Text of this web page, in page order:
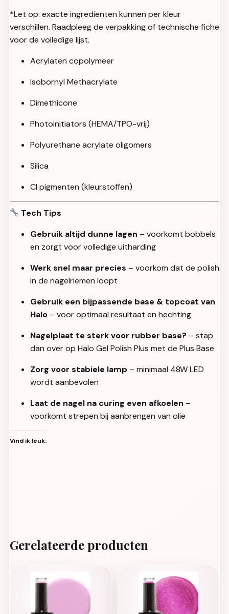
*Let op: exacte ingrediënten kunnen per kleur
verschillen. Raadpleeg de verpakking of technische fiche
voor de volledige lijst.
Acrylaten copolymeer
Isobornyl Methacrylate
Dimethicone
Photoinitiators (HEMA/TPO-vrij)
Polyurethane acrylate oligomers
Silica
CI pigmenten (kleurstoffen)
Tech Tips
Gebruik altijd dunne lagen – voorkomt bobbels
en zorgt voor volledige uitharding
Werk snel maar precies – voorkom dat de polish
in de nagelriemen loopt
Gebruik een bijpassende base & topcoat van
Halo – voor optimaal resultaat en hechting
Nagelplaat te sterk voor rubber base? – stap
dan over op Halo Gel Polish Plus met de Plus Base
Zorg voor stabiele lamp – minimaal 48W LED
wordt aanbevolen
Laat de nagel na curing even afkoelen –
voorkomt strepen bij aanbrengen van olie
Vind ik leuk:
Gerelateerde producten